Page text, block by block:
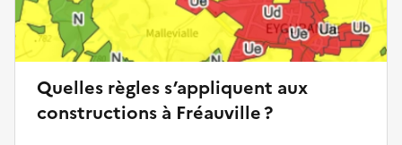
Quelles règles s’appliquent aux
constructions à Fréauville ?